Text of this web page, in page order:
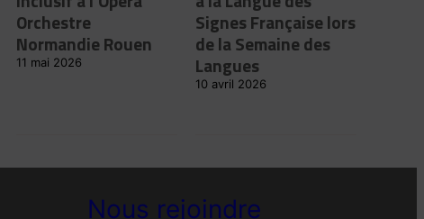
Orchestre
Normandie Rouen
11 mai 2026
Signes Française lors
de la Semaine des
Langues
10 avril 2026
Nous rejoindre